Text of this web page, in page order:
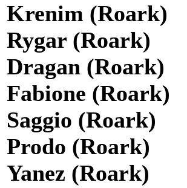
Krenim (Roark)
Rygar (Roark)
Dragan (Roark)
Fabione (Roark)
Saggio (Roark)
Prodo (Roark)
Yanez (Roark)